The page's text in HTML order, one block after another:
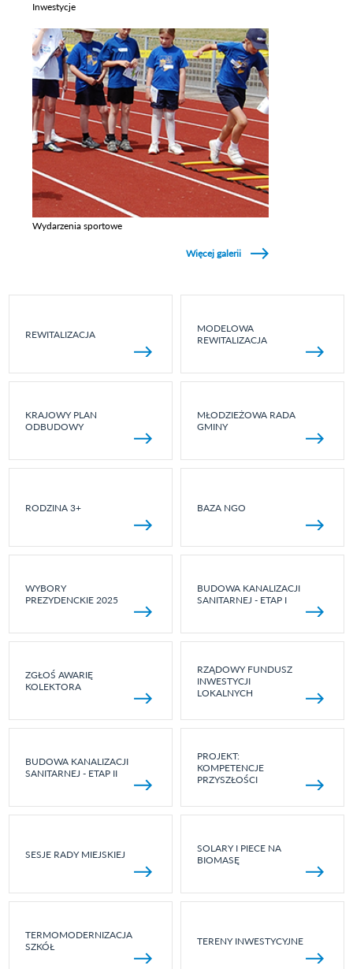
Inwestycje
Wydarzenia sportowe
Więcej galerii
REWITALIZACJA
MODELOWA
REWITALIZACJA
KRAJOWY PLAN
ODBUDOWY
MŁODZIEŻOWA RADA
GMINY
RODZINA 3+ BAZA NGO
WYBORY
PREZYDENCKIE 2025
BUDOWA KANALIZACJI
SANITARNEJ - ETAP I
ZGŁOŚ AWARIĘ
KOLEKTORA
RZĄDOWY FUNDUSZ
INWESTYCJI
LOKALNYCH
BUDOWA KANALIZACJI
SANITARNEJ - ETAP II
PROJEKT:
KOMPETENCJE
PRZYSZŁOŚCI
SESJE RADY MIEJSKIEJ
SOLARY I PIECE NA
BIOMASĘ
TERMOMODERNIZACJA
SZKÓŁ
TERENY INWESTYCYJNE